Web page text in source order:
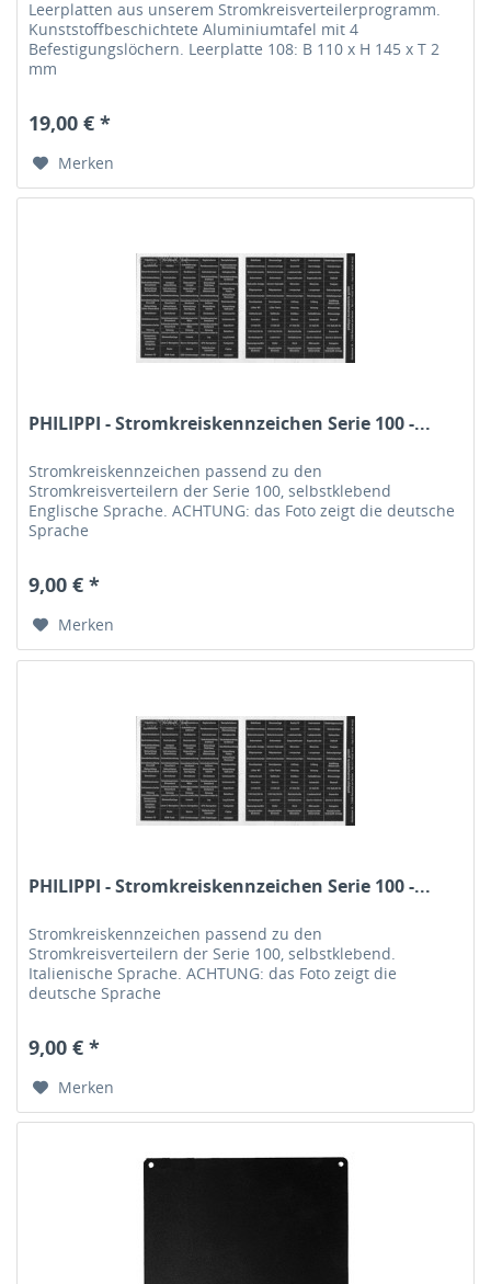
Leerplatten aus unserem Stromkreisverteilerprogramm.
Kunststoffbeschichtete Aluminiumtafel mit 4
Befestigungslöchern. Leerplatte 108: B 110 x H 145 x T 2
mm
19,00 € *
Merken
PHILIPPI - Stromkreiskennzeichen Serie 100 -...
Stromkreiskennzeichen passend zu den
Stromkreisverteilern der Serie 100, selbstklebend
Englische Sprache. ACHTUNG: das Foto zeigt die deutsche
Sprache
9,00 € *
Merken
PHILIPPI - Stromkreiskennzeichen Serie 100 -...
Stromkreiskennzeichen passend zu den
Stromkreisverteilern der Serie 100, selbstklebend.
Italienische Sprache. ACHTUNG: das Foto zeigt die
deutsche Sprache
9,00 € *
Merken